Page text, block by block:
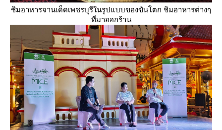
ชิมอาหารจานเด็ดเพชรบุรีในรูปแบบของขันโตก ชิมอาหารต่างๆ
ที่มาออกร้าน